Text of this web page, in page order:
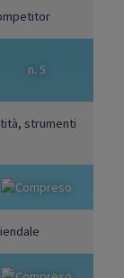
n. 5
strumenti